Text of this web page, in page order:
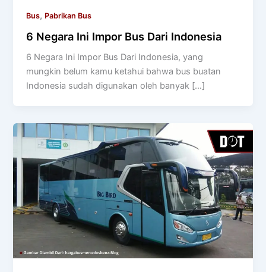
Bus, Pabrikan Bus
6 Negara Ini Impor Bus Dari Indonesia
6 Negara Ini Impor Bus Dari Indonesia, yang
mungkin belum kamu ketahui bahwa bus buatan
Indonesia sudah digunakan oleh banyak […]